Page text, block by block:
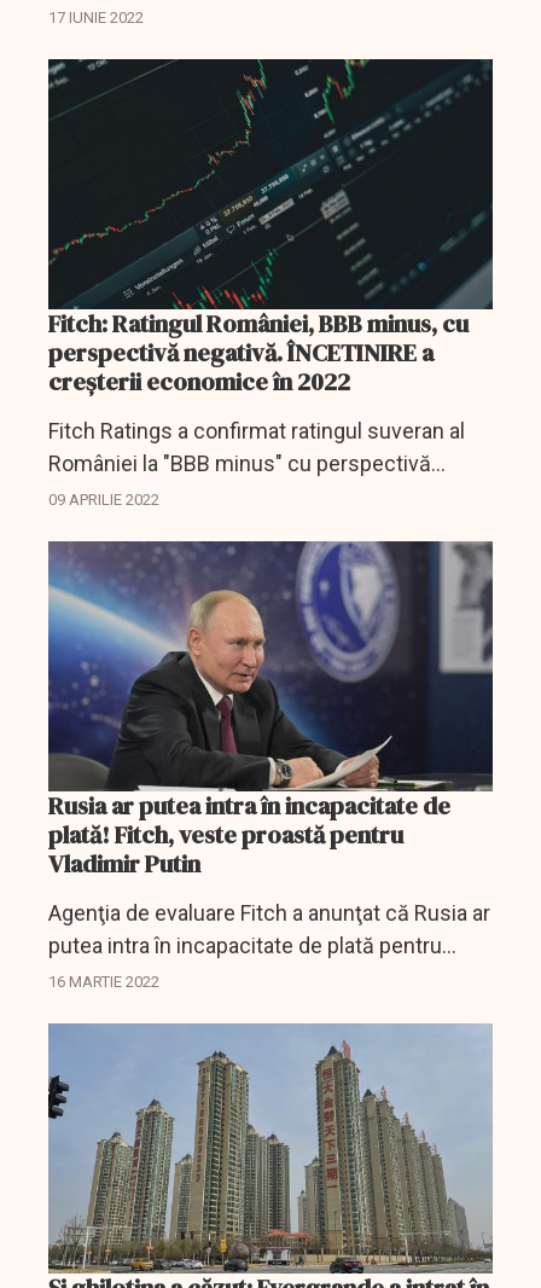
Naţionale de Transport al Gazelor Naturale
informează...
17 IUNIE 2022
Fitch: Ratingul României, BBB minus, cu
perspectivă negativă. ÎNCETINIRE a
creşterii economice în 2022
Fitch Ratings a confirmat ratingul suveran al
României la "BBB minus" cu perspectivă
negativă, aceasta fiind ultima notă din
pentru investiţii), se arată...
09 APRILIE 2022
Rusia ar putea intra în incapacitate de
plată! Fitch, veste proastă pentru
Vladimir Putin
Agenţia de evaluare Fitch a anunţat că Rusia ar
putea intra în incapacitate de plată pentru
împrumuturile suverane în cazul în care
16 MARTIE 2022